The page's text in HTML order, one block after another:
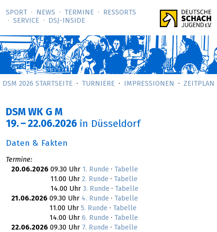
SPORT NEWS TERMINE
RESSORTS
SERVICE
DSJ-­INSIDE
DSM 2026 STARTSEITE TURNIERE IMPRESSIONEN ZEITPLAN
DSM WK G M
19. – 22.06.2026 in Düsseldorf
Daten & Fakten
Termine:
20.06.202609.30 Uhr 1. Runde ·
Tabelle
11.00 Uhr 2. Runde ·
Tabelle
14.00 Uhr 3. Runde ·
Tabelle
21.06.202609.30 Uhr 4. Runde ·
Tabelle
11.00 Uhr 5. Runde ·
Tabelle
14.00 Uhr 6. Runde ·
Tabelle
22.06.202609.30 Uhr 7. Runde ·
Tabelle